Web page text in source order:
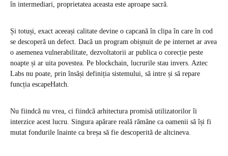
în intermediari, proprietatea aceasta este aproape sacră.
Și totuși, exact aceeași calitate devine o capcană în clipa în care în cod
se descoperă un defect. Dacă un program obișnuit de pe internet ar avea
o asemenea vulnerabilitate, dezvoltatorii ar publica o corecție peste
noapte și ar uita povestea. Pe blockchain, lucrurile stau invers. Aztec
Labs nu poate, prin însăși definiția sistemului, să intre și să repare
funcția escapeHatch.
Nu fiindcă nu vrea, ci fiindcă arhitectura promisă utilizatorilor îi
interzice acest lucru. Singura apărare reală rămâne ca oamenii să își fi
mutat fondurile înainte ca breșa să fie descoperită de altcineva.